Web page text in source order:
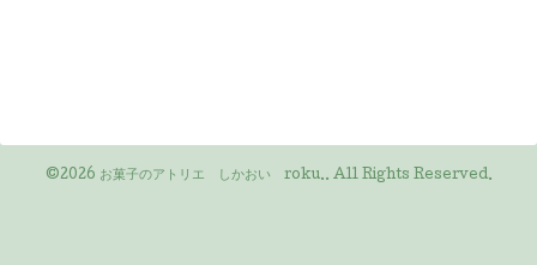
©2026 お菓子のアトリエ しかおい roku.. All Rights Reserved.